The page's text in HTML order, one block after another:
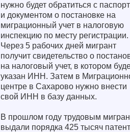
нужно будет обратиться с
и документом о постановке на
миграционный учет в налоговую
инспекцию по месту регистрации.
Через 5 рабочих дней мигрант
получит свидетельство о
на налоговый учет, в котором
указан ИНН. Затем в
центре в Сахарово нужно внести
свой ИНН в базу данных.
В прошлом году трудовым
выдали порядка 425 тысяч